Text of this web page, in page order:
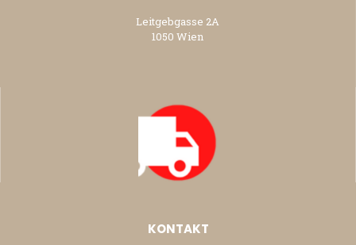
Leitgebgasse 2A
1050 Wien
KONTAKT